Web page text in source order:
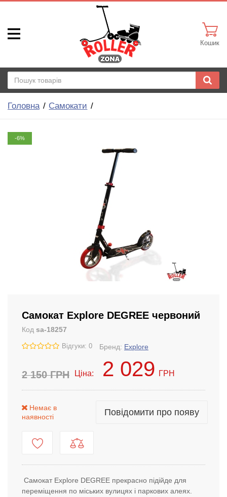
Кошик
Головна Самокати
-6%
Самокат Explore DEGREE червоний
Код sa-18257
Відгуки: 0 Бренд: Explore
2 150ГРН Ціна: 2 029 ГРН
Немає в
наявності
Повідомити про появу
Самокат Explore DEGREE прекрасно підійде для
переміщення по міських вулицях і паркових алеях.